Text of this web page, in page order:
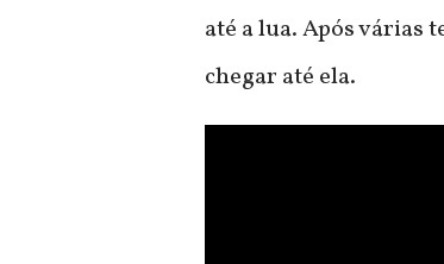
até a lua. Após várias
chegar até ela.